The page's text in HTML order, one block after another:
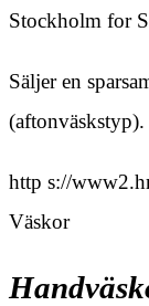
Stockholm for
Säljer en
http s://
Väskor